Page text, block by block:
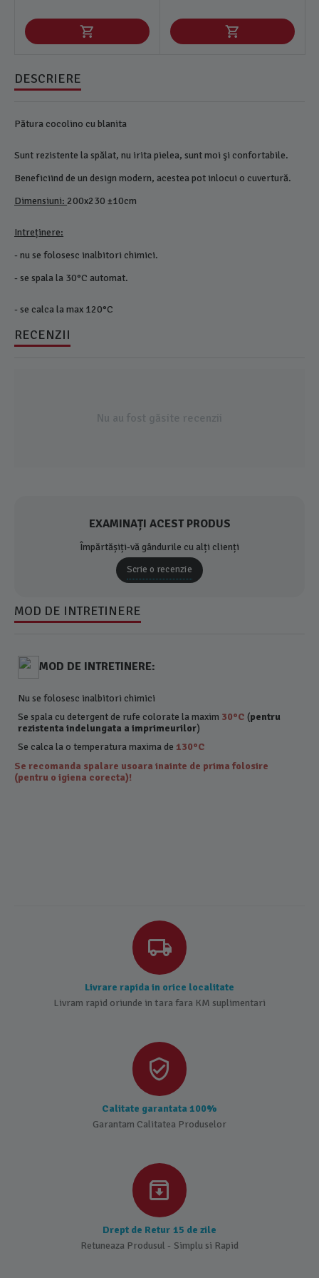
DESCRIERE
Pătura cocolino cu blanita
Sunt rezistente la spălat, nu irita pielea, sunt moi şi confortabile.
Beneficiind de un design modern, acestea pot inlocui o cuvertură.
Dimensiuni: 200x230 ±10cm
Intreținere:
- nu se folosesc inalbitori chimici.
- se spala la 30°C automat.
- se calca la max 120°C
RECENZII
Nu au fost găsite recenzii
EXAMINAȚI ACEST PRODUS
Împărtășiți-vă gândurile cu alți clienți
Scrie o recenzie
MOD DE INTRETINERE
MOD DE INTRETINERE:
Nu se folosesc inalbitori chimici
Se spala cu detergent de rufe colorate la maxim 30°C (pentru
rezistenta indelungata a imprimeurilor)
Se calca la o temperatura maxima de130°C
Se recomanda spalare usoara inainte de prima folosire
(pentru o igiena corecta)!
Livrare rapida in orice localitate
Livram rapid oriunde in tara fara KM suplimentari
Calitate garantata 100%
Garantam Calitatea Produselor
Drept de Retur 15 de zile
Retuneaza Produsul - Simplu si Rapid